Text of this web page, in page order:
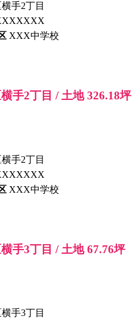
手2丁目
XXX中学校
手2丁目 / 土地 326.18坪
手2丁目
XXX中学校
手3丁目 / 土地 67.76坪
手3丁目